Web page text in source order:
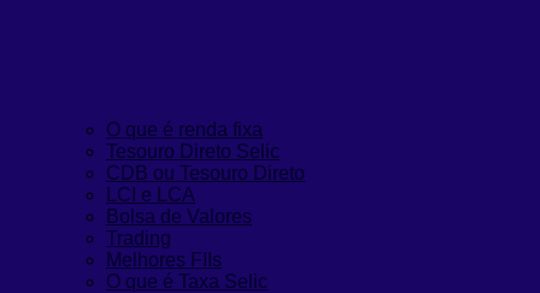
O que é renda fixa
Tesouro Direto Selic
CDB ou Tesouro Direto
LCI e LCA
Bolsa de Valores
Trading
Melhores FIIs
O que é Taxa Selic